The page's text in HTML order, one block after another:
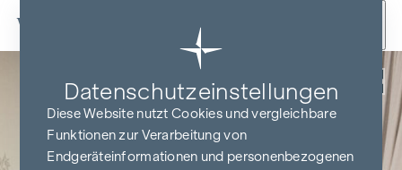
Zum Inhalt springen
Datenschutz­einstellungen
Diese Website nutzt Cookies und vergleichbare
Funktionen zur Verarbeitung von
Endgeräteinformationen und personenbezogenen